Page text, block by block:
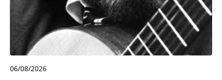
06/08/2026